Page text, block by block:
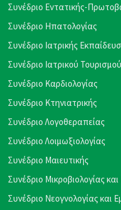
Συνέδριο Εντατικής-
Συνέδριο Ηπατολογίας
Συνέδριο Ιατρικής
Συνέδριο Ιατρικού Τουρισμού
Συνέδριο Καρδιολογίας
Συνέδριο Κτηνιατρικής
Συνέδριο Λογοθεραπείας
Συνέδριο Λοιμωξιολογίας
Συνέδριο Μαιευτικής
Συνέδριο Μικροβιολογίας και
Συνέδριο Νεογνολογίας και